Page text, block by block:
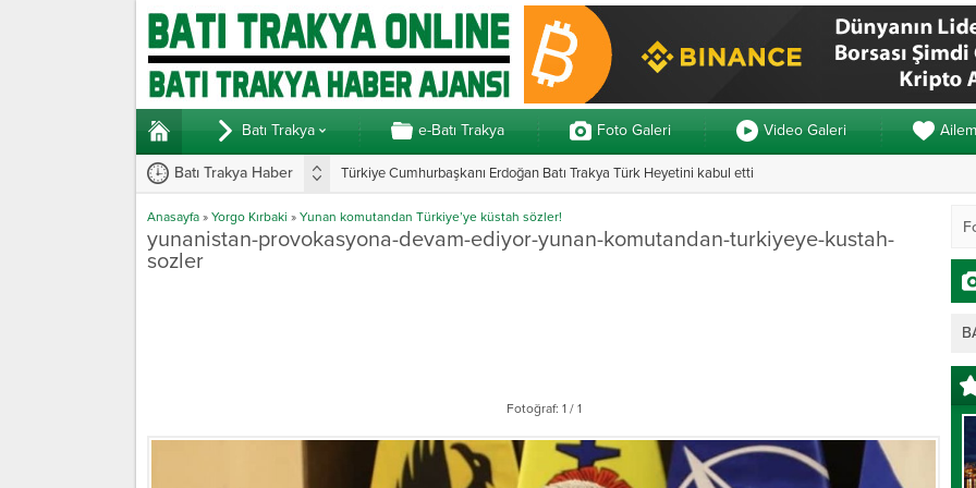
Batı Trakya e-Batı Trakya Foto Galeri Video Galeri Ailem
Batı Trakya Haber Türkiye Cumhurbaşkanı Erdoğan Batı Trakya Türk Heyetini kabul etti
Anasayfa » Yorgo Kırbaki » Yunan komutandan Türkiye’ye küstah sözler!
yunanistan-provokasyona-devam-ediyor-yunan-komutandan-turkiyeye-kustah-
sozler
Fotoğraf: 1 / 1